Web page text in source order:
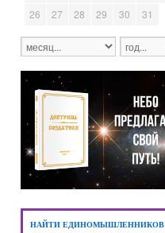
26
27 28 29 30 31
НАЙТИ ЕДИНОМЫШЛЕННИКОВ